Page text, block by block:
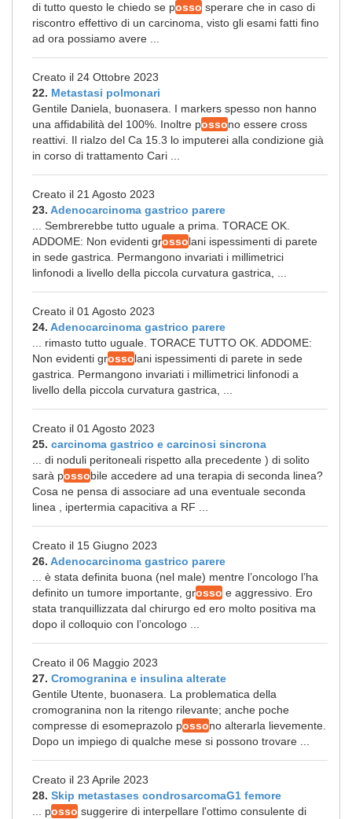
di tutto questo le chiedo se posso sperare che in caso di
riscontro effettivo di un carcinoma, visto gli esami fatti fino
ad ora possiamo avere ...
Creato il 24 Ottobre 2023
22. Metastasi polmonari
Gentile Daniela, buonasera. I markers spesso non hanno
una affidabilità del 100%. Inoltre possono essere cross
reattivi. Il rialzo del Ca 15.3 lo imputerei alla condizione già
in corso di trattamento Cari ...
Creato il 21 Agosto 2023
23. Adenocarcinoma gastrico parere
... Sembrerebbe tutto uguale a prima. TORACE OK.
ADDOME: Non evidenti grossolani ispessimenti di parete
in sede gastrica. Permangono invariati i millimetrici
linfonodi a livello della piccola curvatura gastrica, ...
Creato il 01 Agosto 2023
24. Adenocarcinoma gastrico parere
... rimasto tutto uguale. TORACE TUTTO OK. ADDOME:
Non evidenti grossolani ispessimenti di parete in sede
gastrica. Permangono invariati i millimetrici linfonodi a
livello della piccola curvatura gastrica, ...
Creato il 01 Agosto 2023
25. carcinoma gastrico e carcinosi sincrona
... di noduli peritoneali rispetto alla precedente ) di solito
sarà possobile accedere ad una terapia di seconda linea?
Cosa ne pensa di associare ad una eventuale seconda
linea , ipertermia capacitiva a RF ...
Creato il 15 Giugno 2023
26. Adenocarcinoma gastrico parere
... è stata definita buona (nel male) mentre l’oncologo l’ha
definito un tumore importante, grosso e aggressivo. Ero
stata tranquillizzata dal chirurgo ed ero molto positiva ma
dopo il colloquio con l’oncologo ...
Creato il 06 Maggio 2023
27. Cromogranina e insulina alterate
Gentile Utente, buonasera. La problematica della
cromogranina non la ritengo rilevante; anche poche
compresse di esomeprazolo possono alterarla lievemente.
Dopo un impiego di qualche mese si possono trovare ...
Creato il 23 Aprile 2023
28. Skip metastases condrosarcomaG1 femore
... posso suggerire di interpellare l'ottimo consulente di